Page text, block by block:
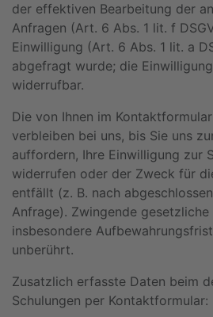
der effektiven Bearbeitung der
Anfragen (Art. 6 Abs. 1 lit. f
Einwilligung (Art. 6 Abs. 1 lit. a
abgefragt wurde; die
widerrufbar.
Die von Ihnen im
verbleiben bei uns, bis Sie uns
auffordern, Ihre Einwilligung zur
widerrufen oder der Zweck für
entfällt (z. B. nach
Anfrage). Zwingende gesetzliche
insbesondere
unberührt.
Zusatzlich erfasste Daten beim
Schulungen per Kontaktformular: